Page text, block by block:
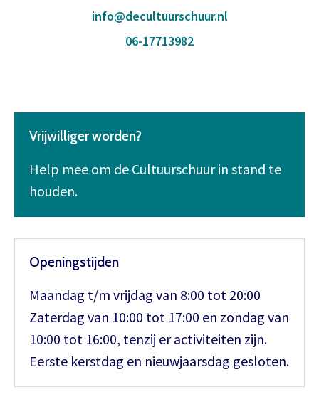
info@decultuurschuur.nl
06-17713982
Vrijwilliger worden?
Help mee om de Cultuurschuur in stand te
houden.
Openingstijden
Maandag t/m vrijdag van 8:00 tot 20:00
Zaterdag van 10:00 tot 17:00 en zondag van
10:00 tot 16:00, tenzij er activiteiten zijn.
Eerste kerstdag en nieuwjaarsdag gesloten.